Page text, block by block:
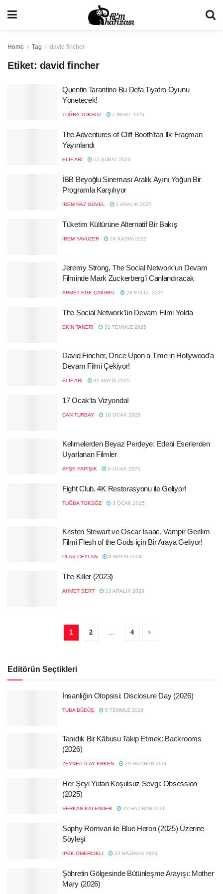
Home Tag david fincher
Etiket: david fincher
Quentin Tarantino Bu Defa Tiyatro Oyunu
Yönetecek!
TUĞBA TOKSÖZ 7 MART 2026
The Adventures of Cliff Booth’tan İlk Fragman
Yayınlandı
ELIF ARI 12 ŞUBAT 2026
İBB Beyoğlu Sineması Aralık Ayını Yoğun Bir
Programla Karşılıyor
İREM NAZ GÜVEL 2 ARALIK 2025
Tüketim Kültürüne Alternatif Bir Bakış
İREM YAVUZER 24 KASIM 2025
Jeremy Strong, The Social Network’un Devam
Filminde Mark Zuckerberg’i Canlandıracak
AHMET EGE ÇAKIREL 28 EYLÜL 2025
The Social Network’ün Devam Filmi Yolda
EKIN TANERI 31 TEMMUZ 2025
David Fincher, Once Upon a Time in Hollywood’a
Devam Filmi Çekiyor!
ELIF ARI 31 MAYIS 2025
17 Ocak’ta Vizyonda!
CAN TURBAY 16 OCAK 2025
Kelimelerden Beyaz Perdeye: Edebi Eserlerden
Uyarlanan Filmler
AYŞE YAPIŞIK 6 OCAK 2025
Fight Club, 4K Restorasyonu ile Geliyor!
TUĞBA TOKSÖZ 3 OCAK 2025
Kristen Stewart ve Oscar Isaac, Vampir Gerilim
Filmi Flesh of the Gods için Bir Araya Geliyor!
ULAŞ CEYLAN 3 MAYIS 2024
The Killer (2023)
AHMET SERT 13 ARALIK 2023
1 2 4
Editörün Seçtikleri
İnsanlığın Otopsisi: Disclosure Day (2026)
TUBA BÜDÜŞ 5 TEMMUZ 2026
Tanıdık Bir Kâbusu Takip Etmek: Backrooms
(2026)
ZEYNEP İLAY ERKEN 29 HAZIRAN 2026
Her Şeyi Yutan Koşulsuz Sevgi: Obsession
(2025)
SERKAN KALENDER 23 HAZIRAN 2026
Sophy Romvari ile Blue Heron (2025) Üzerine
Söyleşi
İPEK ÖMERCIKLI 20 HAZIRAN 2026
Şöhretin Gölgesinde Bütünleşme Arayışı: Mother
Mary (2026)